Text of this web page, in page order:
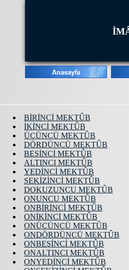
BİRİNCİ MEKTÛB
İKİNCİ MEKTÛB
ÜÇÜNCÜ MEKTÛB
DÖRDÜNCÜ MEKTÛB
BEŞİNCİ MEKTÛB
ALTINCI MEKTÛB
YEDİNCİ MEKTÛB
SEKİZİNCİ MEKTÛB
DOKUZUNCU MEKTÛB
ONUNCU MEKTÛB
ONBİRİNCİ MEKTÛB
ONİKİNCİ MEKTÛB
ONÜÇÜNCÜ MEKTÛB
ONDÖRDÜNCÜ MEKTÛB
ONBEŞİNCİ MEKTÛB
ONALTINCI MEKTÛB
ONYEDİNCİ MEKTÛB